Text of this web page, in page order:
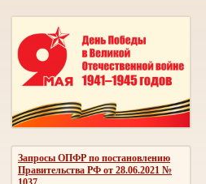
Запросы ОПФР по постановлению
Правительства РФ от 28.06.2021 №